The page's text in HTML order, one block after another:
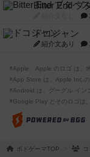
Bitter End ブ
ドコジャン
紹介文あり
※Apple、Apple のロゴ は、
※App Store は、Apple Inc.の
※Android は、グーグル イン
※Google Play とそのロゴは
ボドゲーマTOP